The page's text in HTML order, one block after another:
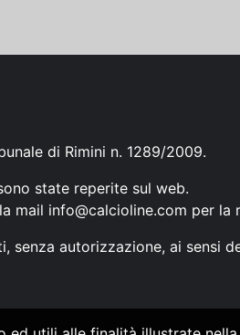
di Rimini n. 1289/2009.
state reperite sul web.
mail info@calcioline.com per la
autorizzazione, ai sensi